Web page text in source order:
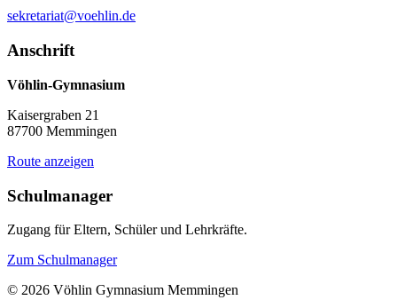
sekretariat@voehlin.de
Anschrift
Vöhlin-Gymnasium
Kaisergraben 21
87700 Memmingen
Route anzeigen
Schulmanager
Zugang für Eltern, Schüler und Lehrkräfte.
Zum Schulmanager
© 2026 Vöhlin Gymnasium Memmingen